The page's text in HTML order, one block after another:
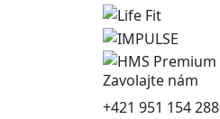
Zavolajte nám
+421 951 154 288